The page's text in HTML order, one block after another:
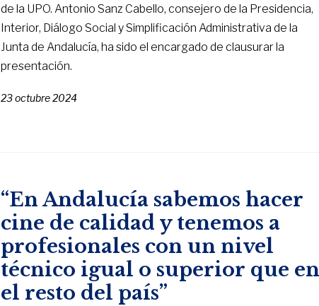
de la UPO. Antonio Sanz Cabello, consejero de la Presidencia,
Interior, Diálogo Social y Simplificación Administrativa de la
Junta de Andalucía, ha sido el encargado de clausurar la
presentación.
23 octubre 2024
“En Andalucía sabemos hacer
cine de calidad y tenemos a
profesionales con un nivel
técnico igual o superior que
el resto del país”